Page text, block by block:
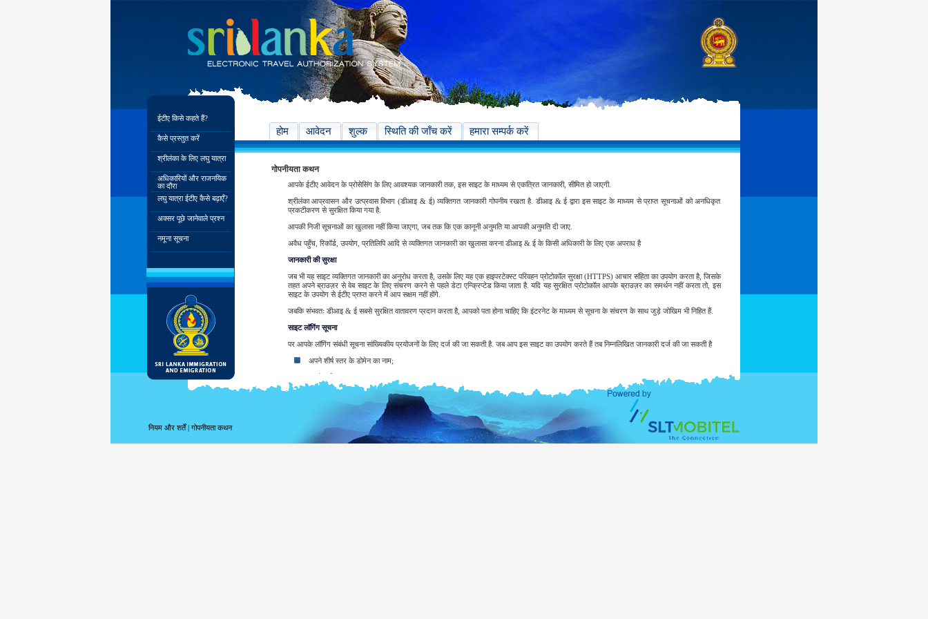
ईटीए किसे कहते हैं?
कैसे प्रस्तुत करें
श्रीलंका के लिए लघु यात्रा
अधिकारियों और राजनयिक
का दौरा
लघु यात्रा ईटीए कैसे बढ़ाएँ?
अक्सर पूछे जानेवाले प्रश्न
नमूना सूचना
होम आवेदन शुल्क स्थिति की जाँच करें हमारा सम्पर्क करें
गोपनीयता कथन
आपके ईटीए आवेदन के प्रोसेसिंग के लिए आवश्यक जानकारी तक, इस साइट के माध्यम से एकत्रित जानकारी, सीमित हो जाएगी.
श्रीलंका आप्रवासन और उत्प्रवास विभाग (डीआइ & ई) व्यक्तिगत जानकारी गोपनीय रखता है. डीआइ & ई द्वारा इस साइट के माध्यम से प्राप्त सूचनाओं को अनधिकृत
प्रकटीकरण से सुरक्षित किया गया है.
आपकी निजी सूचनाओं का खुलासा नहीं किया जाएगा, जब तक कि एक कानूनी अनुमति या आपकी अनुमति दी जाए.
अवैध पहुँच, रिकॉर्ड, उपयोग, प्रतिलिपि आदि से व्यक्तिगत जानकारी का खुलासा करना डीआइ & ई के किसी अधिकारी के लिए एक अपराध है
जानकारी की सुरक्षा
जब भी यह साइट व्यक्तिगत जानकारी का अनुरोध करता है, उसके लिए यह एक हाइपरटेक्स्ट परिवहन प्रोटोकॉल सुरक्षा (HTTPS) आचार संहिता का उपयोग करता है, जिसके
तहत अपने ब्राउज़र से वेब साइट के लिए संचरण करने से पहले डेटा एन्क्रिप्टेड किया जाता है. यदि यह सुरक्षित प्रोटोकॉल आपके ब्राउज़र का समर्थन नहीं करता तो, इस
साइट के उपयोग से ईटीए प्राप्त करने में आप सक्षम नहीं होंगे.
जबकि संभवतः डीआइ & ई सबसे सुरक्षित वातावरण प्रदान करता है, आपको पता होना चाहिए कि इंटरनेट के माध्यम से सूचना के संचरण के साथ जुड़े जोखिम भी निहित हैं.
साइट लॉगिंग सूचना
पर आपके लॉगिंग संबंधी सूचना सांख्यिकीय प्रयोजनों के लिए दर्ज की जा सकती है. जब आप इस साइट का उपयोग करते हैं तब निम्नलिखित जानकारी दर्ज की जा सकती है
अपने शीर्ष स्तर के डोमेन का नाम;
तारीख और साइट की यात्रा का समय;
पूर्ववत पहुँचे साइट;
उपयोग किये गये ब्राउज़र के प्रकार;
नियम और शर्तें| गोपनीयता कथन